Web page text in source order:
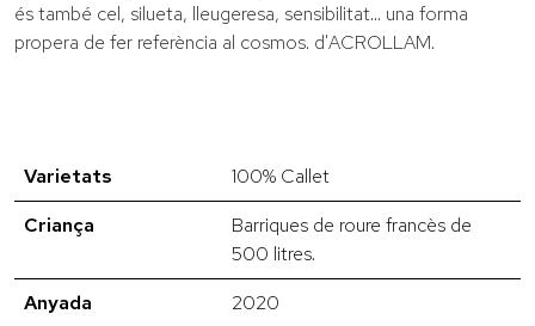
és també cel, silueta, lleugeresa, sensibilitat... una forma
propera de fer referència al cosmos. d'ACROLLAM.
Varietats
100% Callet
Criança
Barriques de roure francès de
500 litres.
Anyada
2020